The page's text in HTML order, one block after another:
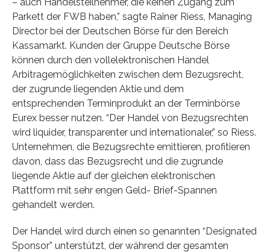
Parkett der FWB haben,” sagte Rainer Riess, Managing
Director bei der Deutschen Börse für den Bereich
Kassamarkt. Kunden der Gruppe Deutsche Börse
können durch den vollelektronischen Handel
Arbitragemöglichkeiten zwischen dem Bezugsrecht,
der zugrunde liegenden Aktie und dem
entsprechenden Terminprodukt an der Terminbörse
Eurex besser nutzen. “Der Handel von Bezugsrechten
wird liquider, transparenter und internationaler,” so Riess.
Unternehmen, die Bezugsrechte emittieren, profitieren
davon, dass das Bezugsrecht und die zugrunde
liegende Aktie auf der gleichen elektronischen
Plattform mit sehr engen Geld- Brief-Spannen
gehandelt werden.
Der Handel wird durch einen so genannten “Designated
Sponsor” unterstützt, der während der gesamten